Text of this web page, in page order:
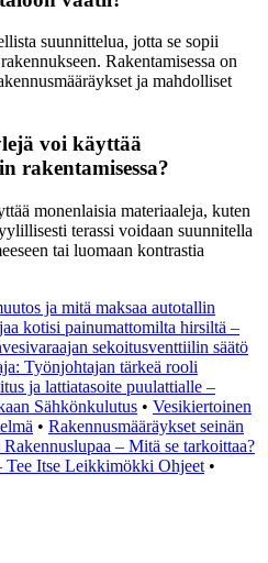
suunnittelua, jotta se sopii
Rakentamisessa on
ja mahdolliset
voi käyttää
rakentamisessa?
monenlaisia materiaaleja, kuten
terassi voidaan suunnitella
tai luomaan kontrastia
ja mitä maksaa autotallin
kotisi painumattomilta hirsiltä –
sekoitusventtiilin säätö
Työnjohtajan tärkeä rooli
ja lattiatasoite puulattialle –
Sähkönkulutus • Vesikiertoinen
• Rakennusmääräykset seinän
– Mitä se tarkoittaa?
Itse Leikkimökki Ohjeet •